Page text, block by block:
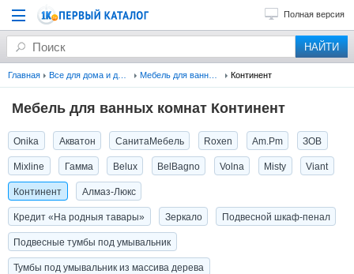
Полная версия
Главная Континент
Мебель для ванных комнат Континент
Onika Акватон СанитаМебель Roxen Am.Pm ЗОВ
Mixline Гамма Belux BelBagno Volna Misty Viant
Континент Алмаз-Люкс
Кредит «На родныя тавары» Зеркало Подвесной шкаф-пенал
Подвесные тумбы под умывальник
Тумбы под умывальник из массива дерева